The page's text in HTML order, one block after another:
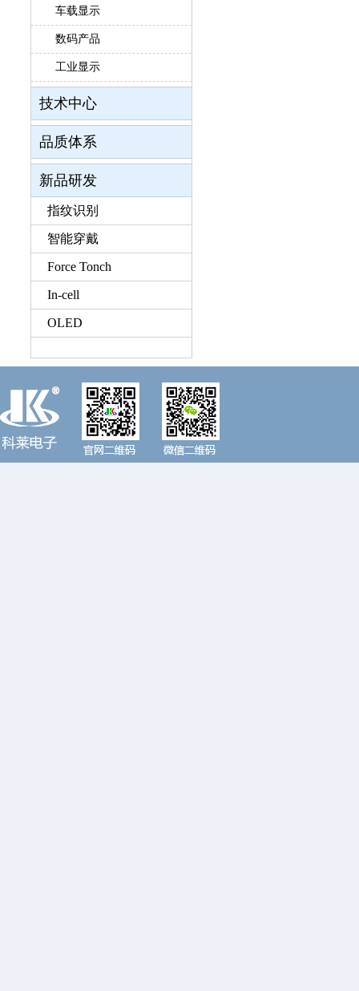
车载显示
数码产品
工业显示
技术中心
品质体系
新品研发
指纹识别
智能穿戴
Force Tonch
In-cell
OLED